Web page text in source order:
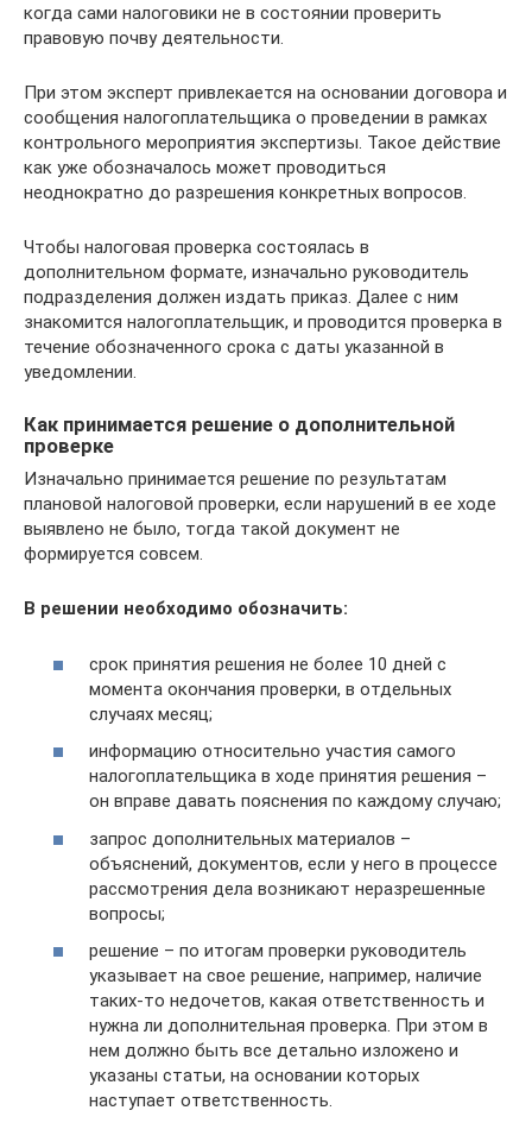
когда сами налоговики не в состоянии проверить
правовую почву деятельности.
При этом эксперт привлекается на основании договора и
сообщения налогоплательщика о проведении в рамках
контрольного мероприятия экспертизы. Такое действие
как уже обозначалось может проводиться
неоднократно до разрешения конкретных вопросов.
Чтобы налоговая проверка состоялась в
дополнительном формате, изначально руководитель
подразделения должен издать приказ. Далее с ним
знакомится налогоплательщик, и проводится проверка в
течение обозначенного срока с даты указанной в
уведомлении.
Как принимается решение о дополнительной
проверке
Изначально принимается решение по результатам
плановой налоговой проверки, если нарушений в ее ходе
выявлено не было, тогда такой документ не
формируется совсем.
В решении необходимо обозначить:
срок принятия решения не более 10 дней с
момента окончания проверки, в отдельных
случаях месяц;
информацию относительно участия самого
налогоплательщика в ходе принятия решения –
он вправе давать пояснения по каждому случаю;
запрос дополнительных материалов –
объяснений, документов, если у него в процессе
рассмотрения дела возникают неразрешенные
вопросы;
решение – по итогам проверки руководитель
указывает на свое решение, например, наличие
таких-то недочетов, какая ответственность и
нужна ли дополнительная проверка. При этом в
нем должно быть все детально изложено и
указаны статьи, на основании которых
наступает ответственность.